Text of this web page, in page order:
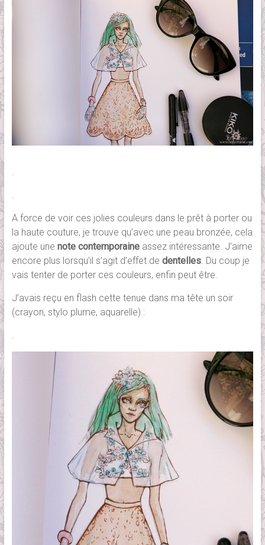
.
.
A force de voir ces jolies couleurs dans le prêt à porter ou
la haute couture, je trouve qu’avec une peau bronzée, cela
ajoute une note contemporaineassez intéressante. J’aime
encore plus lorsqu’il s’agit d’effet de dentelles. Du coup je
vais tenter de porter ces couleurs, enfin peut être.
J’avais reçu en flash cette tenue dans ma tête un soir
(crayon, stylo plume, aquarelle) :
.